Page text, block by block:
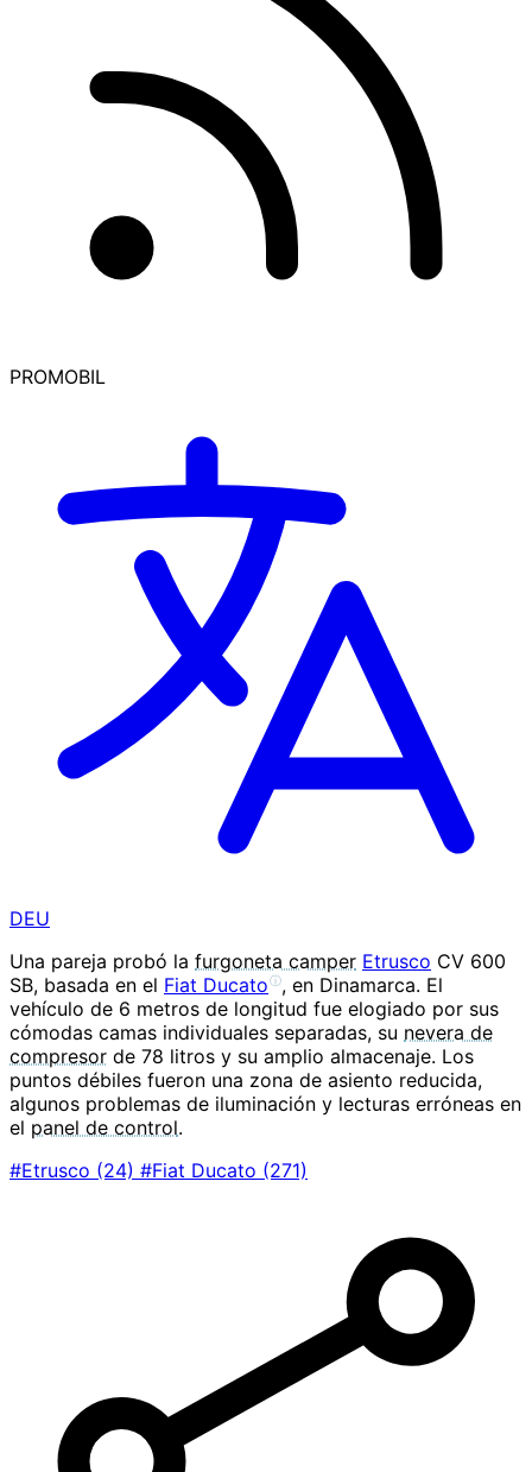
PROMOBIL
DEU
Una pareja probó la furgoneta camper Etrusco CV 600
SB, basada en el Fiat Ducato ⓘ, en Dinamarca. El
vehículo de 6 metros de longitud fue elogiado por sus
cómodas camas individuales separadas, su nevera de
compresor de 78 litros y su amplio almacenaje. Los
puntos débiles fueron una zona de asiento reducida,
algunos problemas de iluminación y lecturas erróneas en
el panel de control.
#Etrusco (24) #Fiat Ducato (271)